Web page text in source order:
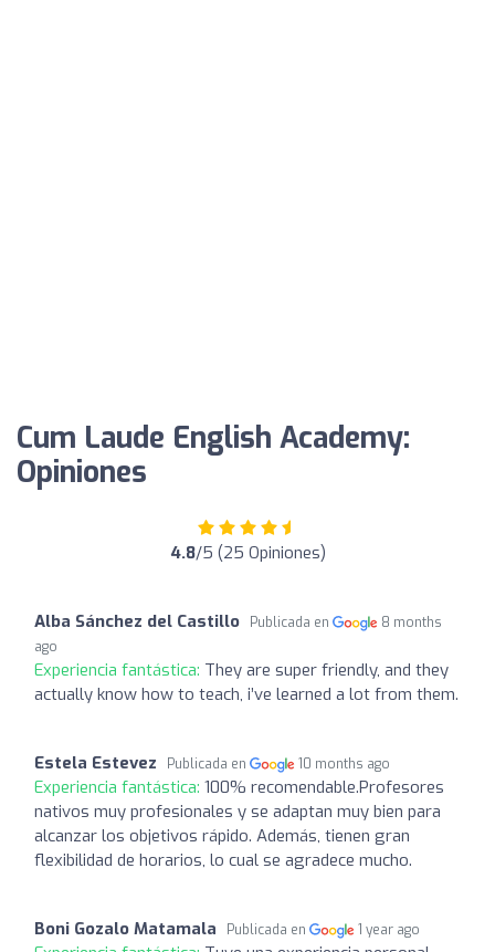
Cum Laude English Academy:
Opiniones
4.8/5 (25 Opiniones)
Alba Sánchez del Castillo Publicada en
8 months
ago
Experiencia fantástica: They are super friendly, and they
actually know how to teach, i’ve learned a lot from them.
Estela Estevez Publicada en 10 months ago
Experiencia fantástica: 100% recomendable.Profesores
nativos muy profesionales y se adaptan muy bien para
alcanzar los objetivos rápido. Además, tienen gran
flexibilidad de horarios, lo cual se agradece mucho.
Boni Gozalo Matamala Publicada en 1 year ago